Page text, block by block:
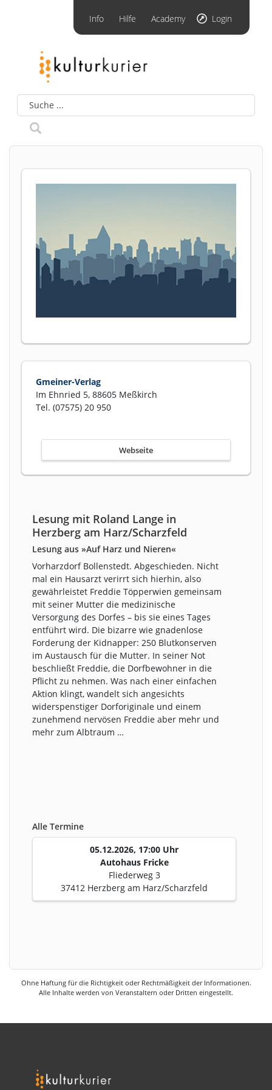
Info Hilfe Academy Login
Gmeiner-Verlag
Im Ehnried 5, 88605 Meßkirch
Tel. (07575) 20 950
Webseite
Lesung mit Roland Lange in
Herzberg am Harz/Scharzfeld
Lesung aus »Auf Harz und Nieren«
Vorharzdorf Bollenstedt. Abgeschieden. Nicht
mal ein Hausarzt verirrt sich hierhin, also
gewährleistet Freddie Töpperwien gemeinsam
mit seiner Mutter die medizinische
Versorgung des Dorfes – bis sie eines Tages
entführt wird. Die bizarre wie gnadenlose
Forderung der Kidnapper: 250 Blutkonserven
im Austausch für die Mutter. In seiner Not
beschließt Freddie, die Dorfbewohner in die
Pflicht zu nehmen. Was nach einer einfachen
Aktion klingt, wandelt sich angesichts
widerspenstiger Dorforiginale und einem
zunehmend nervösen Freddie aber mehr und
mehr zum Albtraum …
Alle Termine
05.12.2026, 17:00 Uhr
Autohaus Fricke
Fliederweg 3
37412 Herzberg am Harz/Scharzfeld
Ohne Haftung für die Richtigkeit oder Rechtmäßigkeit der Informationen.
Alle Inhalte werden von Veranstaltern oder Dritten eingestellt.